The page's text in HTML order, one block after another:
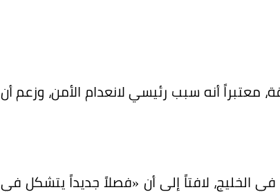
أنه سبب رئيسي لانعدام الأمن، وزعم أن
الخليج، لافتاً إلى أن «فصلاً جديداً يتشكل في